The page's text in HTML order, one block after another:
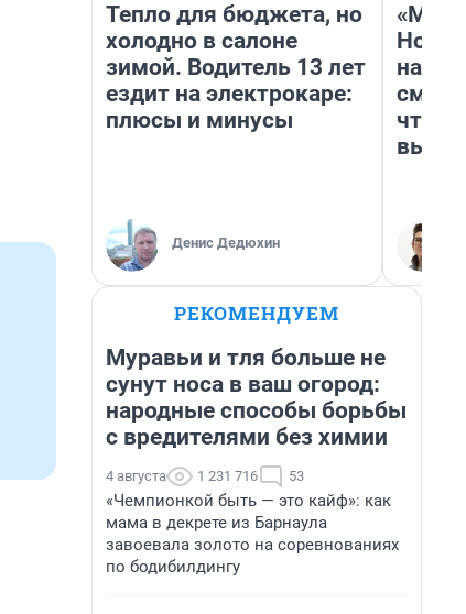
Тепло для бюджета, но
холодно в салоне
зимой. Водитель 13 лет
ездит на электрокаре:
плюсы и минусы
Денис Дедюхин
«Мы
РЕКОМЕНДУЕМ
Муравьи и тля больше не
сунут носа в ваш огород:
народные способы борьбы
с вредителями без химии
4 августа 1 231 716 53
«Чемпионкой быть — это кайф»: как
мама в декрете из Барнаула
завоевала золото на соревнованиях
по бодибилдингу